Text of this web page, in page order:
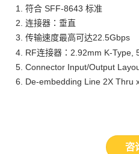
符合 SFF-8643 标准
连接器：垂直
传输速度最高可达22.5Gbps
RF连接器：2.92mm K-Type,
Connector Input/Output
De-embedding Line 2X Thru
咨